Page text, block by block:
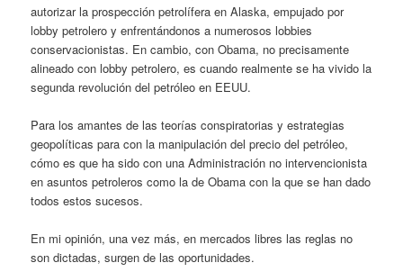
autorizar la prospección petrolífera en Alaska, empujado por
lobby petrolero y enfrentándonos a numerosos lobbies
conservacionistas. En cambio, con Obama, no precisamente
alineado con lobby petrolero, es cuando realmente se ha vivido la
segunda revolución del petróleo en EEUU.
Para los amantes de las teorías conspiratorias y estrategias
geopolíticas para con la manipulación del precio del petróleo,
cómo es que ha sido con una Administración no intervencionista
en asuntos petroleros como la de Obama con la que se han dado
todos estos sucesos.
En mi opinión, una vez más, en mercados libres las reglas no
son dictadas, surgen de las oportunidades.